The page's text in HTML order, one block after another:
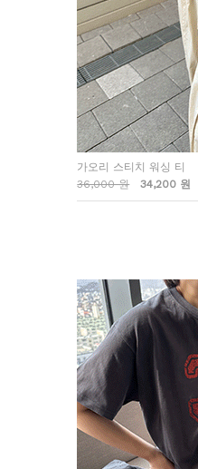
가오리 스티치 워싱 티
36,000 원
34,200 원